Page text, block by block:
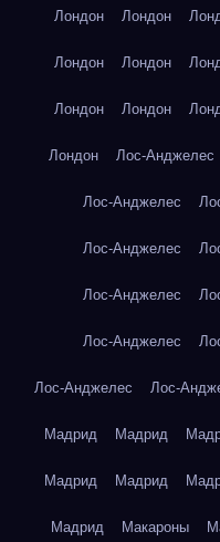
Лондон Лондон
Лондон Лондон
Лондон Лондон
Лондон Лос-Анджелес
Лос-Анджелес
Лос-Анджелес
Лос-Анджелес
Лос-Анджелес
Лос-Анджелес Лос-
Мадрид Мадрид
Мадрид Мадрид
Мадрид Макароны